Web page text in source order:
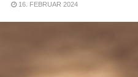
16. FEBRUAR 2024